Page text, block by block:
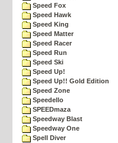
Speed Fox
Speed Hawk
Speed King
Speed Matter
Speed Racer
Speed Run
Speed Ski
Speed Up!
Speed Up!! Gold Edition
Speed Zone
Speedello
SPEEDmaza
Speedway Blast
Speedway One
Spell Diver